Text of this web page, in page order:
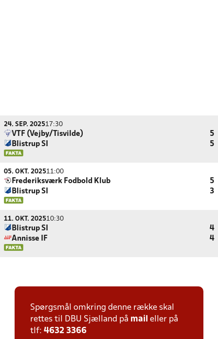
24. SEP. 202517:30
VTF (Vejby/Tisvilde)
5
Blistrup SI
5
05. OKT. 202511:00
Frederiksværk Fodbold Klub
5
Blistrup SI
3
11. OKT. 202510:30
Blistrup SI
4
Annisse IF
4
Spørgsmål omkring denne række skal
rettes til DBU Sjælland på mail eller på
tlf: 4632 3366